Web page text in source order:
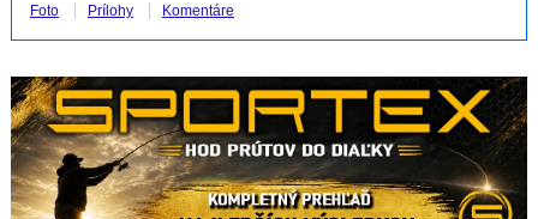
Foto Prílohy Komentáre